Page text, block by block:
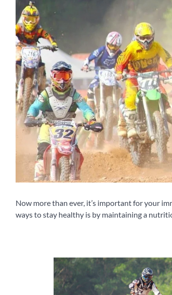
Now more than ever, it’s important for your
ways to stay healthy is by maintaining a